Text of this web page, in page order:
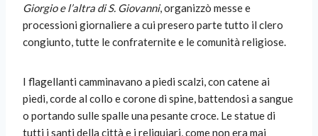
Giorgio e l’altra di S. Giovanni, organizzò messe e
processioni giornaliere a cui presero parte tutto il clero
congiunto, tutte le confraternite e le comunità religiose.
I flagellanti camminavano a piedi scalzi, con catene ai
piedi, corde al collo e corone di spine, battendosi a sangue
o portando sulle spalle una pesante croce. Le statue di
tutti i santi della città e i reliquiari, come non era mai